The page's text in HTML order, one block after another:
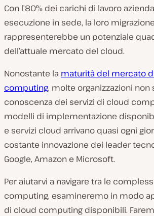
Con l’80% dei carichi di lavoro
esecuzione in sede, la loro migrazione
rappresenterebbe un potenziale
dell’attuale mercato del cloud.
Nonostante la maturità del mercato
computing, molte organizzazioni non
conoscenza dei servizi di cloud
modelli di implementazione
e servizi cloud arrivano quasi ogni
costante innovazione dei leader
Google, Amazon e Microsoft.
Per aiutarvi a navigare tra le
computing, esamineremo in modo
di cloud computing disponibili.